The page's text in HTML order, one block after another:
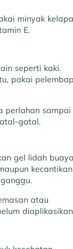
minyak kelapa
E.
seperti kaki.
pakai pelembap
perlahan sampai
gatal.
gel lidah
kecantikan
atau